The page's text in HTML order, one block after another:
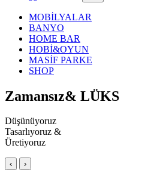
MOBİLYALAR
BANYO
HOME BAR
HOBİ&OYUN
MASİF PARKE
SHOP
Zamansız& LÜKS
Düşünüyoruz
Tasarlıyoruz &
Üretiyoruz
‹ ›